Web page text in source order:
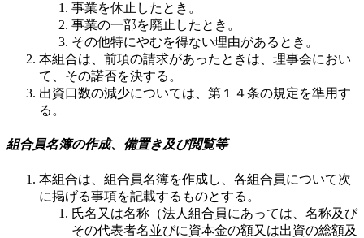
事業を休止したとき。
事業の一部を廃止したとき。
その他特にやむを得ない理由があるとき。
本組合は、前項の請求があったときは、理事会におい
て、その諾否を決する。
出資口数の減少については、第１４条の規定を準用す
る。
組合員名簿の作成、備置き及び閲覧等
本組合は、組合員名簿を作成し、各組合員について次
に掲げる事項を記載するものとする。
氏名又は名称（法人組合員にあっては、名称及び
その代表者名並びに資本金の額又は出資の総額及